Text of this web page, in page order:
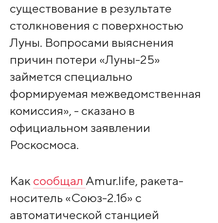
существование в результате
столкновения с поверхностью
Луны. Вопросами выяснения
причин потери «Луны-25»
займется специально
формируемая межведомственная
комиссия», - сказано в
официальном заявлении
Роскосмоса.
Как сообщал Amur.life, ракета-
носитель «Союз-2.1б» с
автоматической станцией